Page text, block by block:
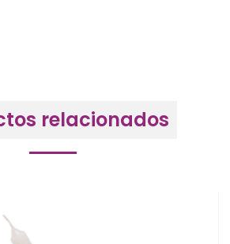
relacionados